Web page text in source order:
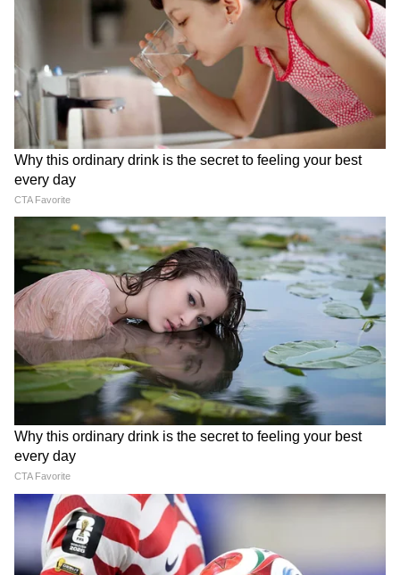
Image Credit :Our Own
যদি কোনও প্যাকেজে তেলের পরিমাণ লিটার বা
মিলিলিটারে উল্লেখ করা থাকে, তবে ওজনও
অবশ্যই উল্লেখ করতে হবে। এটি ভোক্তাদের পণ্যের
প্রকৃত মূল্য এবং পরিমাণ আরও ভালোভাবে বুঝতে
সাহায্য করবে।
5
6
Image Credit :Our Own
ভোজ্য তেল শিল্পকে নতুন ব্যবস্থা বাস্তবায়নের জন্য
তিন মাসের সময় দেওয়া হয়েছে। এই সময়ের মধ্যে,
কোম্পানিগুলো নতুন নিয়ম অনুযায়ী তাদের
প্যাকেজিং, লেবেলিং এবং বিতরণ ব্যবস্থা আপডেট
করতে পারবে।
6
6